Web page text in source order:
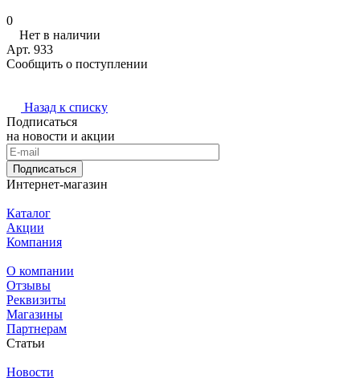
0
Нет в наличии
Арт. 933
Сообщить о поступлении
Назад к списку
Подписаться
на новости и акции
Подписаться
Интернет-магазин
Каталог
Акции
Компания
О компании
Отзывы
Реквизиты
Магазины
Партнерам
Статьи
Новости